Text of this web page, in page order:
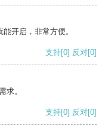
开启，非常方便。
支持[0] 反对[0]
求。
支持[0] 反对[0]